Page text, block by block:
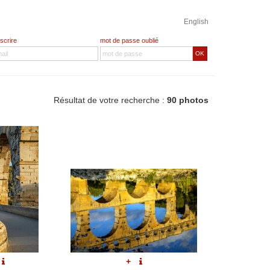
English
mot de passe oublié
OK
Résultat de votre recherche : 90 photos
+